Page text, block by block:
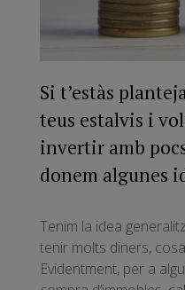
Si t’estàs
teus estalvis i
invertir amb
donem algunes
Tenim la idea
tenir molts diners,
Evidentment, per a